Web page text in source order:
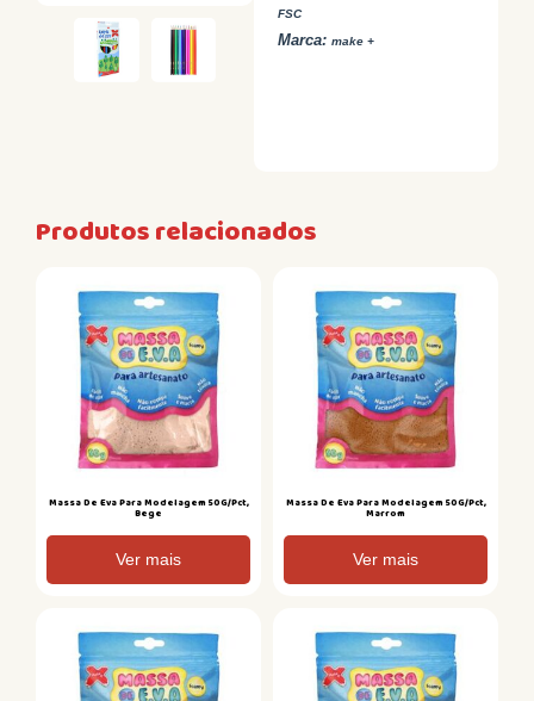
FSC
Marca:make +
Produtos relacionados
Massa De Eva Para Modelagem 50G/Pct,
Bege
Ver mais
Massa De Eva Para Modelagem 50G/Pct,
Marrom
Ver mais